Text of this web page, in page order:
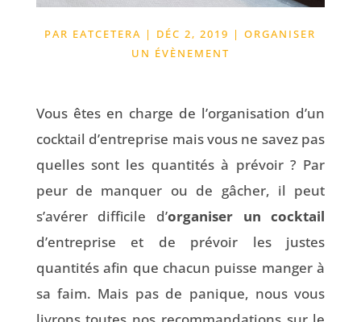
PAR EATCETERA | DÉC 2, 2019 |ORGANISER
UN ÉVÈNEMENT
Vous êtes en charge de l’organisation d’un
cocktail d’entreprise mais vous ne savez pas
quelles sont les quantités à prévoir ? Par
peur de manquer ou de gâcher, il peut
s’avérer difficile d’organiser un cocktail
d’entreprise et de prévoir les justes
quantités afin que chacun puisse manger à
sa faim. Mais pas de panique, nous vous